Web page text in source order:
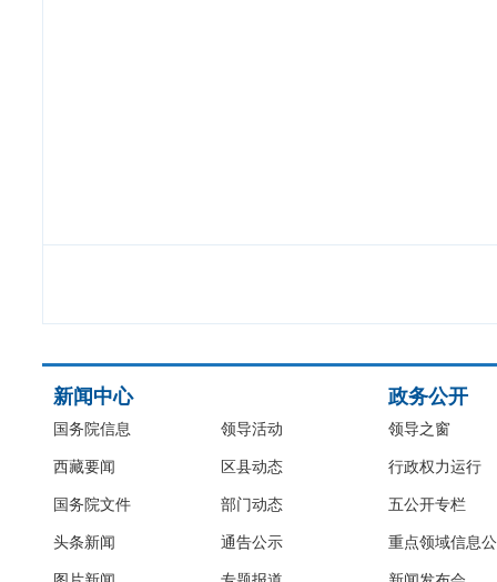
新闻中心
国务院信息
西藏要闻
国务院文件
头条新闻
领导活动
区县动态
部门动态
通告公示
政务公开
领导之窗
行政权力运行
五公开专栏
重点领域信息